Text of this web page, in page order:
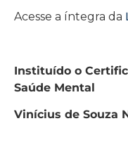
Acesse a íntegra da
Instituído o
Saúde Mental
Vinícius de Souza